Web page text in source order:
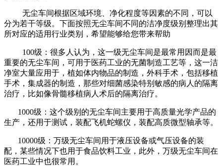
无尘车间根据区域环境、净化程度等因素的不同，可以
分为若干等级。下面按照无尘车间不同的洁净度级别整理出其
所对应的适用行业类别，希望能够给您带来帮助
100级：很多人认为，这一级无尘车间是最常用因而是最
重要的无尘车间，可用于医药工业的无菌制造工艺等，这一洁
净室大量应用于，植如体内物品的制造，外科手术，包括移植
手术，集成器的制造，那些对细菌感染特别敏感的病人的隔离
治疗，比如像骨髓移植病人术后的隔离治疗。
1000级：这个级别的无尘车间主要用于高质量光学产品的
生产，还用于测试，装配飞机蛇螺仪，装配高质微型轴承等。
10000级：万级无尘车间用于液压设备或气压设备的装
配，某些情况下也用于食品饮料工业，此外，万级无尘车间在
医药工业中也很常用。